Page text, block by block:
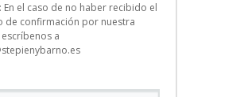
En el caso de no haber recibido el
de confirmación por nuestra
a